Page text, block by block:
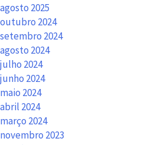
agosto 2025
outubro 2024
setembro 2024
agosto 2024
julho 2024
junho 2024
maio 2024
abril 2024
março 2024
novembro 2023